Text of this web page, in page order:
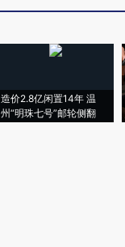
造价2.8亿闲置14年 温
州“明珠七号”邮轮侧翻